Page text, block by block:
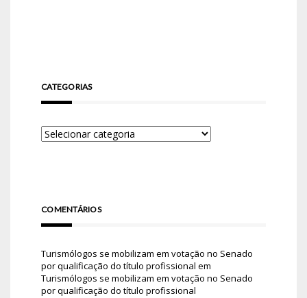
CATEGORIAS
COMENTÁRIOS
Turismólogos se mobilizam em votação no Senado
por qualificação do título profissional em
Turismólogos se mobilizam em votação no Senado
por qualificação do título profissional